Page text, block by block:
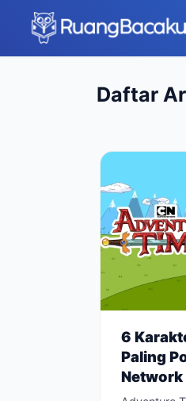
Daftar
6
Paling
Network